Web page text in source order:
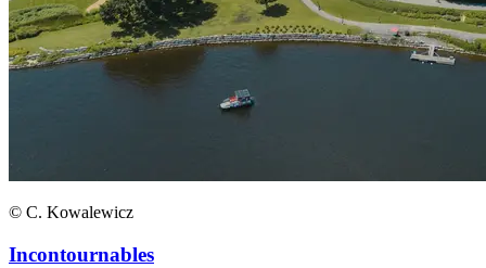
© C. Kowalewicz
Incontournables